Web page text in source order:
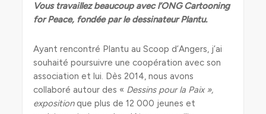
Vous travaillez beaucoup avec l’ONG Cartooning
for Peace, fondée par le dessinateur Plantu.
Ayant rencontré Plantu au Scoop d’Angers, j’ai
souhaité poursuivre une coopération avec son
association et lui. Dès 2014, nous avons
collaboré autour des « Dessins pour la Paix »,
expositionque plus de 12 000 jeunes et